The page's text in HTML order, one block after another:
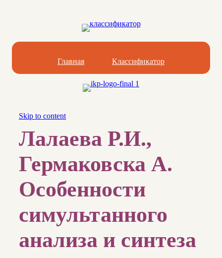
Главная Классификатор
Skip to content
Лалаева Р.И.,
Гермаковска А.
Особенности
симультанного
анализа и синтеза